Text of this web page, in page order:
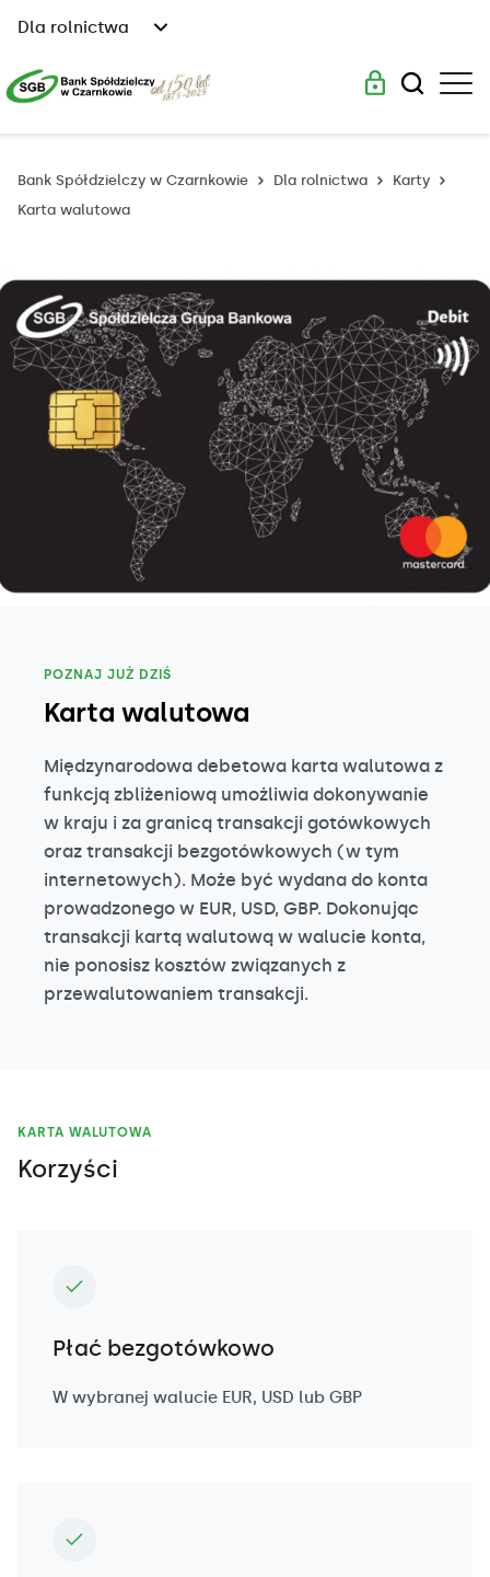
Dla rolnictwa
Bank Spółdzielczy w Czarnkowie Dla rolnictwa
Karty
Karta walutowa
POZNAJ JUŻ DZIŚ
Karta walutowa
Międzynarodowa debetowa karta walutowa z
funkcją zbliżeniową umożliwia dokonywanie
w kraju i za granicą transakcji gotówkowych
oraz transakcji bezgotówkowych (w tym
internetowych). Może być wydana do konta
prowadzonego w EUR, USD, GBP. Dokonując
transakcji kartą walutową w walucie konta,
nie ponosisz kosztów związanych z
przewalutowaniem transakcji.
KARTA WALUTOWA
Korzyści
Płać bezgotówkowo
W wybranej walucie EUR, USD lub GBP